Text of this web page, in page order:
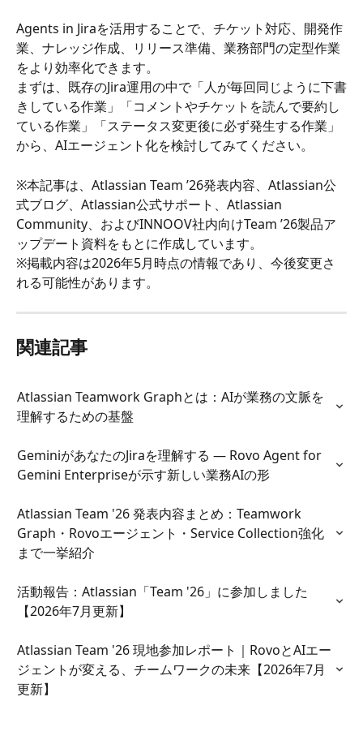
Agents in Jiraを活用することで、チケット対応、開発作
業、ナレッジ作成、リリース準備、業務部門の定型作業
をより効率化できます。
まずは、既存のJira運用の中で「人が毎回同じように下書
きしている作業」「コメントやチケットを読んで要約し
ている作業」「ステータス変更後に必ず発生する作業」
から、AIエージェント化を検討してみてください。
※本記事は、Atlassian Team ’26発表内容、Atlassian公
式ブログ、Atlassian公式サポート、Atlassian
Community、およびINNOOV社内向けTeam ’26製品ア
ップデート資料をもとに作成しています。
※掲載内容は2026年5月時点の情報であり、今後変更さ
れる可能性があります。
関連記事
Atlassian Teamwork Graphとは：AIが業務の文脈を
理解するための基盤
GeminiがあなたのJiraを理解する ― Rovo Agent for
Gemini Enterpriseが示す新しい業務AIの形
Atlassian Team '26 発表内容まとめ：Teamwork
Graph・Rovoエージェント・Service Collection強化
まで一挙紹介
活動報告：Atlassian「Team '26」に参加しました
【2026年7月更新】
Atlassian Team '26 現地参加レポート｜RovoとAIエー
ジェントが変える、チームワークの未来【2026年7月
更新】